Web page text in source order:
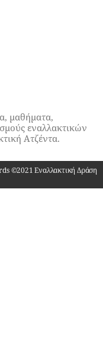
μαθήματα,
εναλλακτικών
Ατζέντα.
©2021 Εναλλακτική Δράση